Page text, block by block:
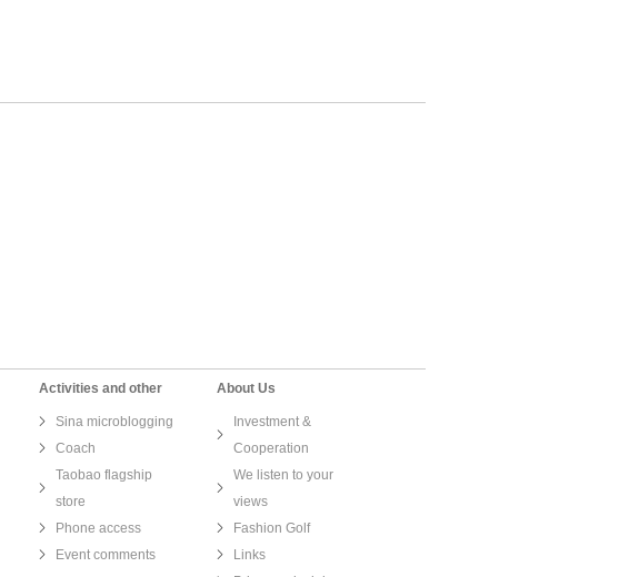
Activities and other
Sina microblogging
Coach
Taobao flagship
store
Phone access
Event comments
About Us
Investment &
Cooperation
We listen to your
views
Fashion Golf
Links